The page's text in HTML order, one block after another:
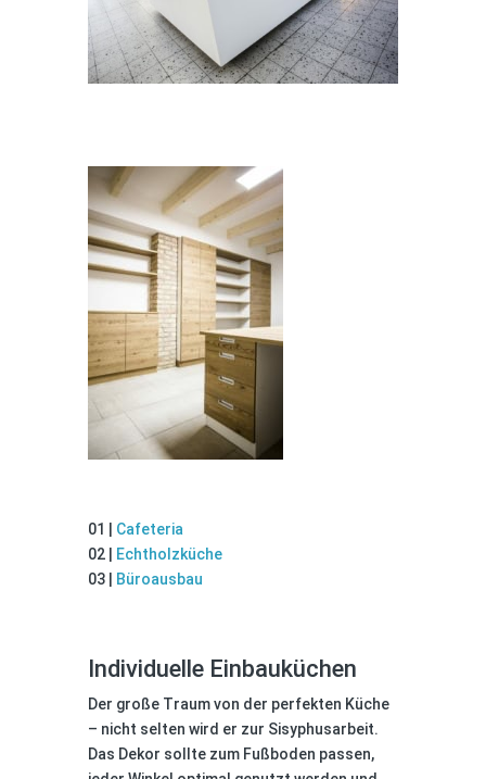
01 | Cafeteria
02 |
Echtholzküche
03 |
Büroausbau
Individuelle Einbauküchen
Der große Traum von der perfekten Küche
– nicht selten wird er zur Sisyphusarbeit.
Das Dekor sollte zum Fußboden passen,